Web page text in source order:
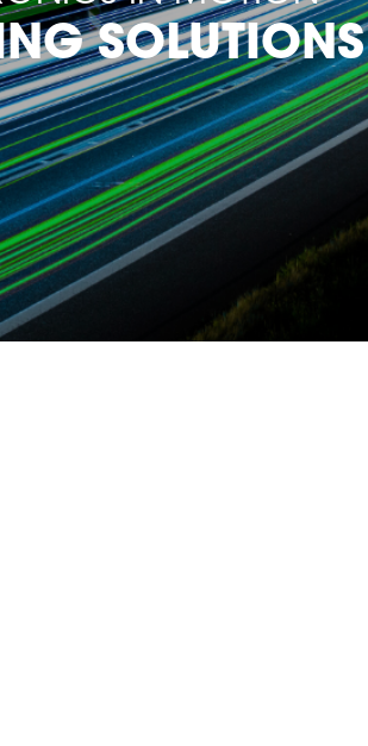
SOLUTIONS